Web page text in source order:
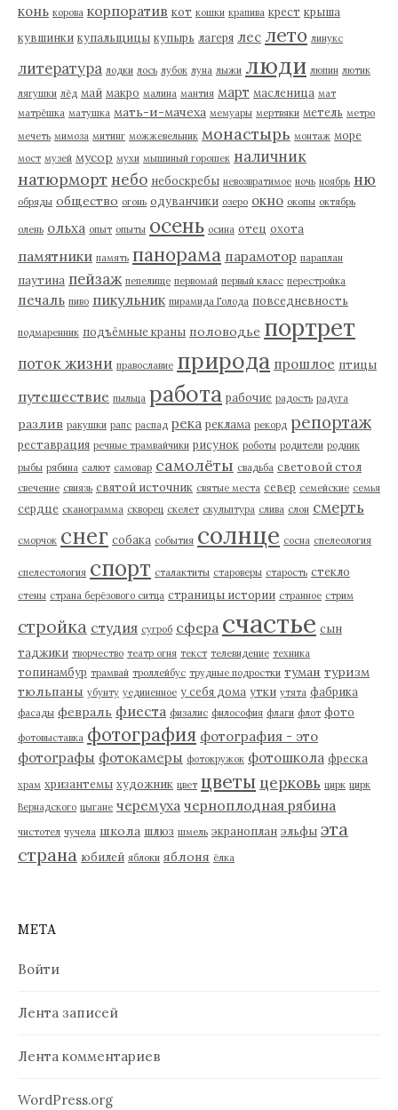
конь корова корпоратив кот кошки крапива крест крыша
кувшинки купальщицы купырь лагеря лес лето линукс
литература лодки лось лубок луна лыжи люди люпин лютик
лягушки лёд май макро малина мантия март масленица мат
матрёшка матушка мать-и-мачеха мемуары мертвяки метель метро
мечеть мимоза митинг можжевельник монастырь монтаж море
мост музей мусор мухи мышиный горошек наличник
натюрморт небо небоскребы невозвратимое ночь ноябрь ню
обряды общество огонь одуванчики озеро окно окопы октябрь
олень ольха опыт опыты осень осина отец охота
памятники память панорама парамотор параплан
паутина пейзаж пепелище первомай первый класс перестройка
печаль пиво пикульник пирамида Голода повседневность
подмаренник подъёмные краны половодье портрет
поток жизни православие природа прошлое птицы
путешествие пыльца работа рабочие радость радуга
разлив ракушки рапс распад река реклама рекорд репортаж
реставрация речные трамвайчики рисунок роботы родители родник
рыбы рябина салют самовар самолёты свадьба световой стол
свечение свиязь святой источник святые места север семейские семья
сердце сканограмма скворец скелет скульптура слива слон смерть
сморчок снег собака события солнце сосна спелеология
спелестология спорт сталактиты староверы старость стекло
стены страна берёзового ситца страницы истории странное стрим
стройка студия сугроб сфера счастье сын
таджики творчество театр огня текст телевидение техника
топинамбур трамвай троллейбус трудные подростки туман туризм
тюльпаны убунту уединенное у себя дома утки утята фабрика
фасады февраль фиеста физалис философия флаги флот фото
фотовыставка фотография фотография - это
фотографы фотокамеры фотокружок фотошкола фреска
храм хризантемы художник цвет цветы церковь цирк цирк
Вернадского цыгане черемуха черноплодная рябина
чистотел чучела школа шлюз шмель экраноплан эльфы эта
страна юбилей яблоки яблоня ёлка
МЕТА
Войти
Лента записей
Лента комментариев
WordPress.org